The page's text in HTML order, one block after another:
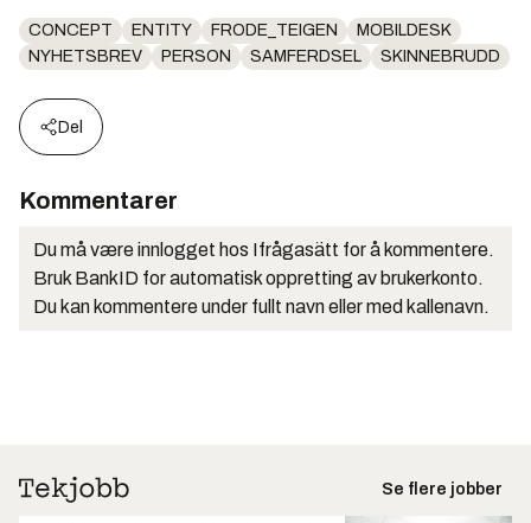
CONCEPT ENTITY FRODE_TEIGEN
MOBILDESK
NYHETSBREV
PERSON SAMFERDSEL SKINNEBRUDD
Del
Kommentarer
Du må være innlogget hos Ifrågasätt for å kommentere.
Bruk BankID for automatisk oppretting av brukerkonto.
Du kan kommentere under fullt navn eller med kallenavn.
Se flere jobber